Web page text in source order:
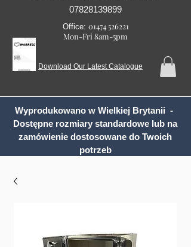
07828139899
Office: 01474 526221
Mon-Fri 8am-5pm
Download Our Latest Catalogue
Wyprodukowano w Wielkiej Brytanii -
Dostępne rozmiary standardowe lub na
zamówienie dostosowane do Twoich
potrzeb